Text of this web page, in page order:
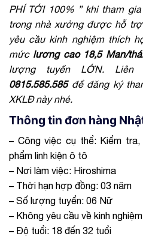
PHÍ TỚI 100% ” khi tham
trong nhà xưởng được hỗ
yêu cầu kinh nghiệm thích
mức lương cao 18,5 Man/
lượng tuyển LỚN. Liên
0815.585.585để đăng ký
XKLĐ này nhé.
Thông tin đơn hàng
– Công việc cụ thể: Kiểm
phẩm linh kiện ô tô
– Nơi làm việc: Hiroshima
– Thời hạn hợp đồng: 03 năm
– Số lượng tuyển: 06 Nữ
– Không yêu cầu về kinh
– Độ tuổi: 18 đến 32 tuổi